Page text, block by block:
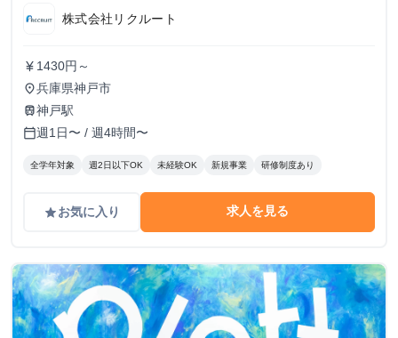
株式会社リクルート
currency_yen 1430円～
place兵庫県神戸市
train神戸駅
calendar_today週1日〜 / 週4時間〜
全学年対象 週2日以下OK 未経験OK 新規事業 研修制度あり
gradeお気に入り 求人を見る